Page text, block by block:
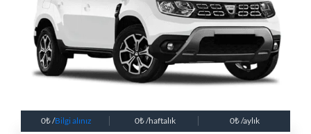
0 /Bilgi alınız 0 /haftalık 0 /aylık